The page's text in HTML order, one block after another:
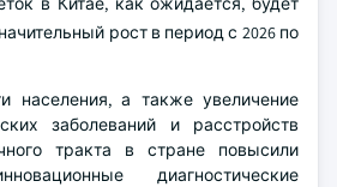
рост в период с 2026 по
населения, а также увеличение
заболеваний и расстройств
тракта в стране повысили
диагностические